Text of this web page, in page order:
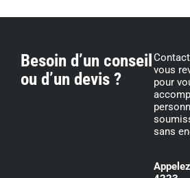
Besoin d’un conseil
ou d’un devis ?
vous
pour
sans